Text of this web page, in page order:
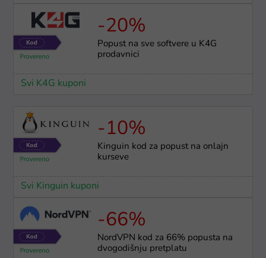
-20%
Popust na sve softvere u K4G
prodavnici
Svi K4G kuponi
-10%
Kinguin kod za popust na onlajn
kurseve
Svi Kinguin kuponi
-66%
NordVPN kod za 66% popusta na
dvogodišnju pretplatu